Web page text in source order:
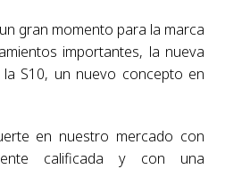
gran momento para la marca
importantes, la nueva
S10, un nuevo concepto en
en nuestro mercado con
calificada y con una